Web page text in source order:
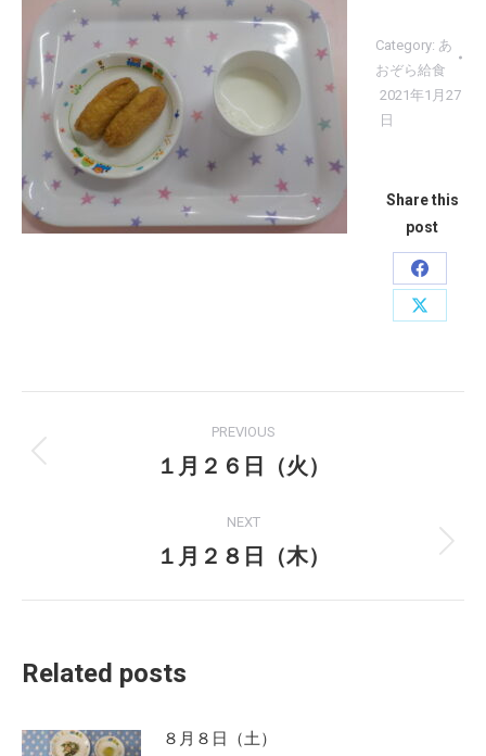
Category: あ
おぞら給食
2021年1月27
日
Share this
post
Share
on
Share
navigation
PREVIOUS
Previous
１月２６日（火）
NEXT
Next
１月２８日（木）
Related posts
８月８日（土）